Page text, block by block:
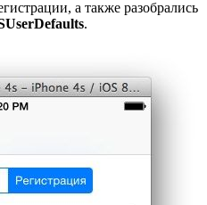
а также разобрались
.